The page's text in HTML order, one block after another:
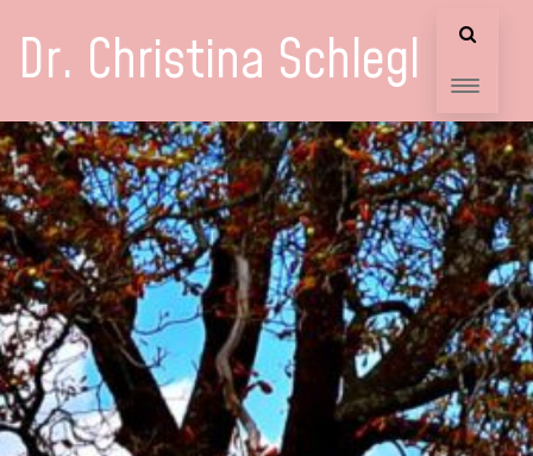
Dr. Christina Schlegl